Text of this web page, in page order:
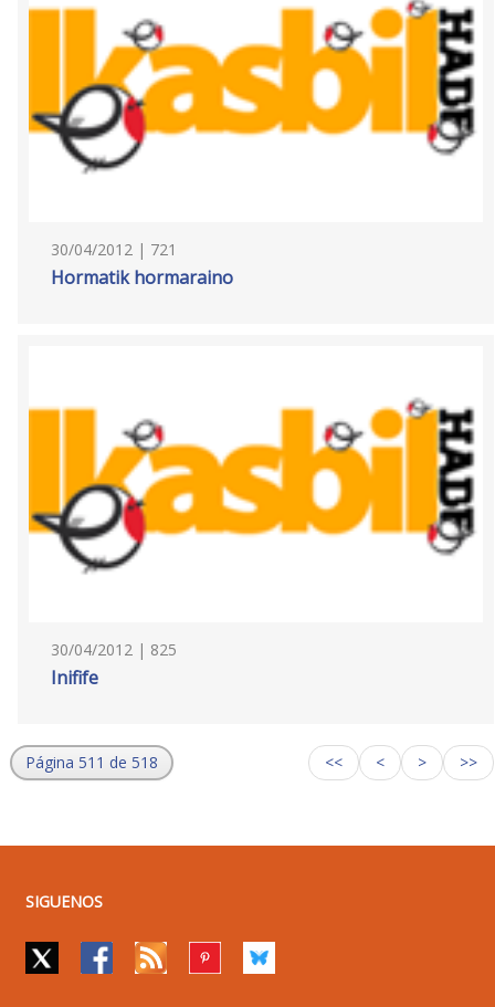
30/04/2012 | 721
Hormatik hormaraino
30/04/2012 | 825
Inifife
Página 511 de 518 << < > >>
SIGUENOS